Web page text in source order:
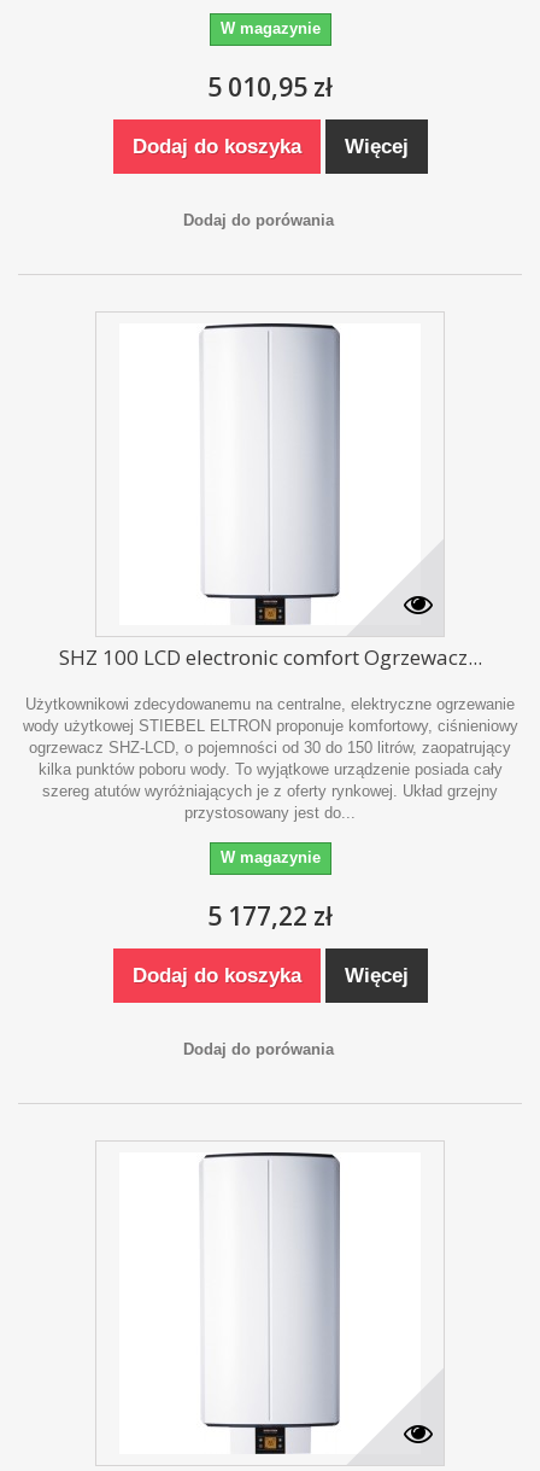
W magazynie
5 010,95 zł
Dodaj do koszyka Więcej
Dodaj do porówania
SHZ 100 LCD electronic comfort Ogrzewacz...
Użytkownikowi zdecydowanemu na centralne, elektryczne ogrzewanie
wody użytkowej STIEBEL ELTRON proponuje komfortowy, ciśnieniowy
ogrzewacz SHZ-LCD, o pojemności od 30 do 150 litrów, zaopatrujący
kilka punktów poboru wody. To wyjątkowe urządzenie posiada cały
szereg atutów wyróżniających je z oferty rynkowej. Układ grzejny
przystosowany jest do...
W magazynie
5 177,22 zł
Dodaj do koszyka Więcej
Dodaj do porówania